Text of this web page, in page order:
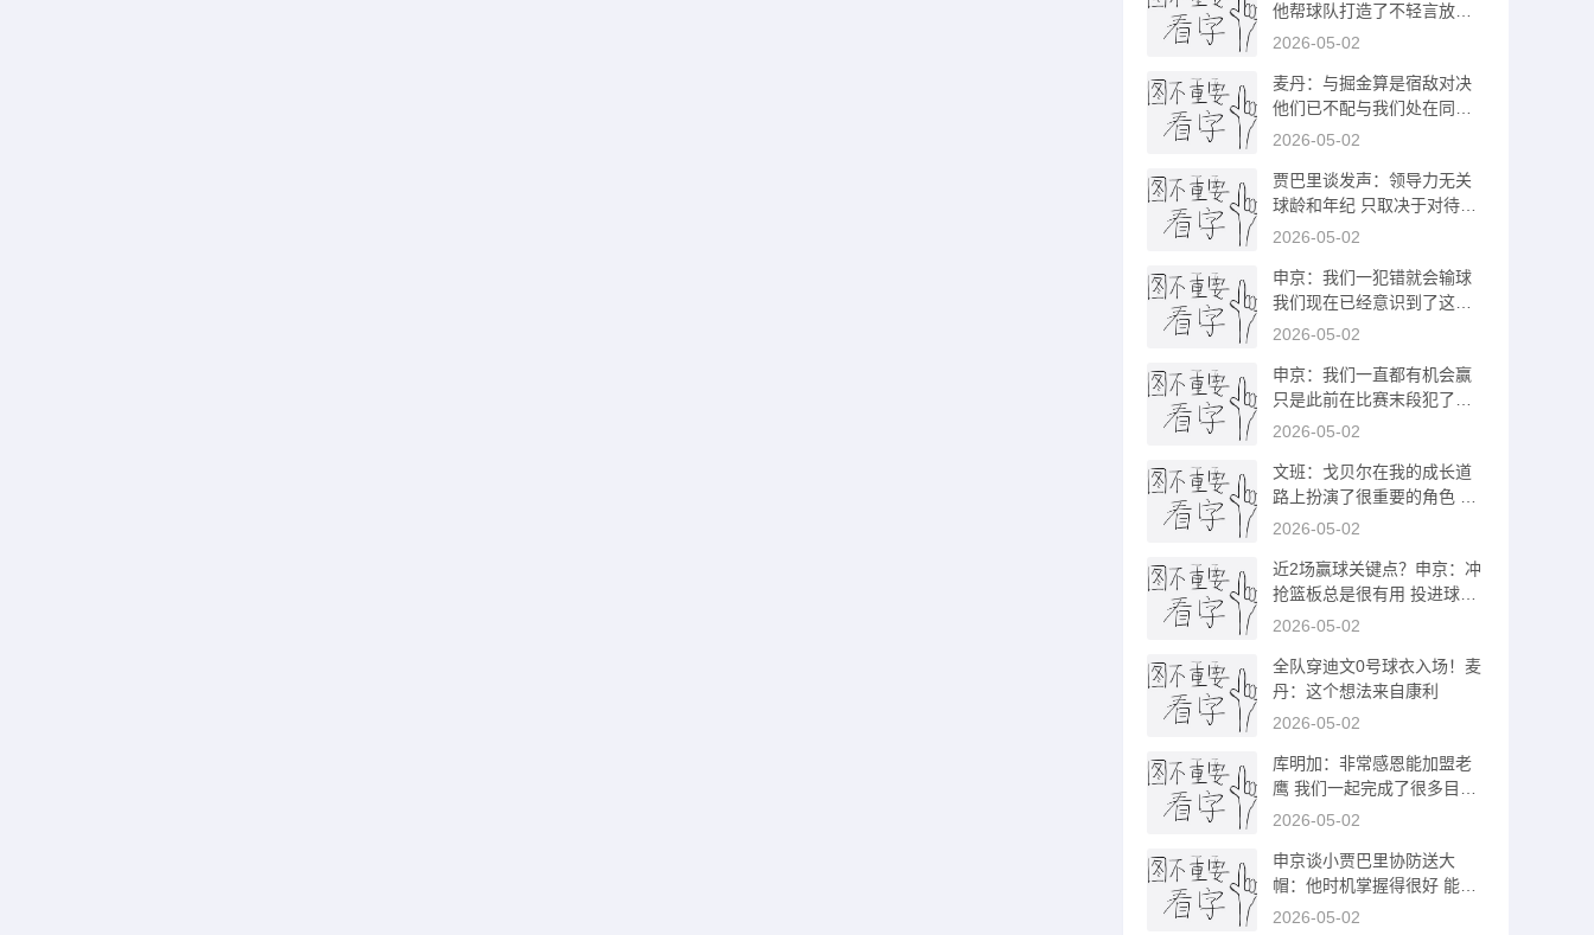
他帮球队打造了不轻言放弃
的气质
2026-05-02
麦丹：与掘金算是宿敌对决
他们已不配与我们处在同一
档次了
2026-05-02
贾巴里谈发声：领导力无关
球龄和年纪 只取决于对待比
赛的态度
2026-05-02
申京：我们一犯错就会输球
我们现在已经意识到了这一
点
2026-05-02
申京：我们一直都有机会赢
只是此前在比赛末段犯了些
错误
2026-05-02
文班：戈贝尔在我的成长道
路上扮演了很重要的角色 他
是我的榜样
2026-05-02
近2场赢球关键点？申京：冲
抢篮板总是很有用 投进球也
很重要！
2026-05-02
全队穿迪文0号球衣入场！麦
丹：这个想法来自康利
2026-05-02
库明加：非常感恩能加盟老
鹰 我们一起完成了很多目标
也学到很多
2026-05-02
申京谈小贾巴里协防送大
帽：他时机掌握得很好 能鼓
舞全队士气
2026-05-02